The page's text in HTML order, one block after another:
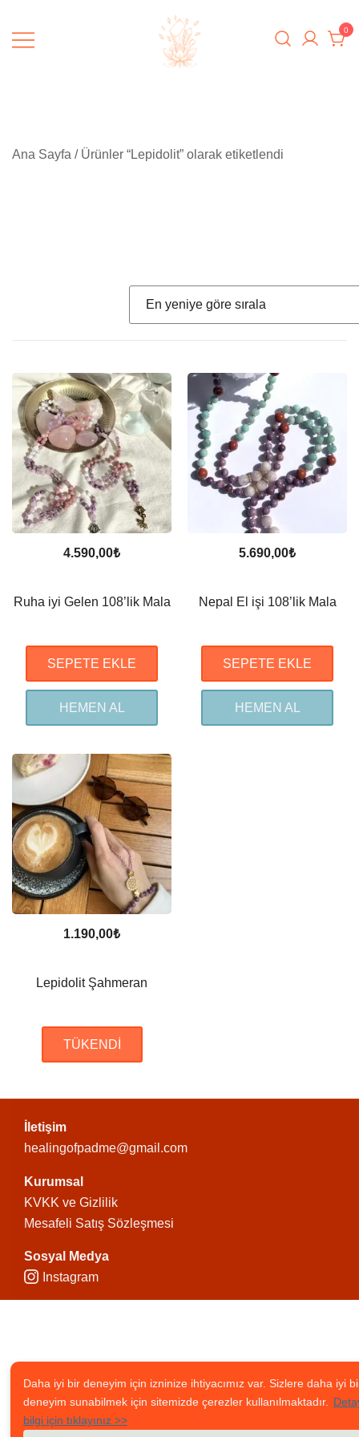
content
0
Ana Sayfa / Ürünler “Lepidolit” olarak etiketlendi
4.590,00₺
Ruha iyi Gelen 108’lik Mala
SEPETE EKLE
HEMEN AL
5.690,00₺
Nepal El işi 108’lik Mala
SEPETE EKLE
HEMEN AL
1.190,00₺
Lepidolit Şahmeran
TÜKENDI
İletişim
healingofpadme@gmail.com
Kurumsal
KVKK ve Gizlilik
Mesafeli Satış Sözleşmesi
Sosyal Medya
Instagram
Daha iyi bir deneyim için izninize ihtiyacımız var. Sizlere daha iyi
deneyim sunabilmek için sitemizde çerezler kullanılmaktadır.
bilgi için tıklayınız >>